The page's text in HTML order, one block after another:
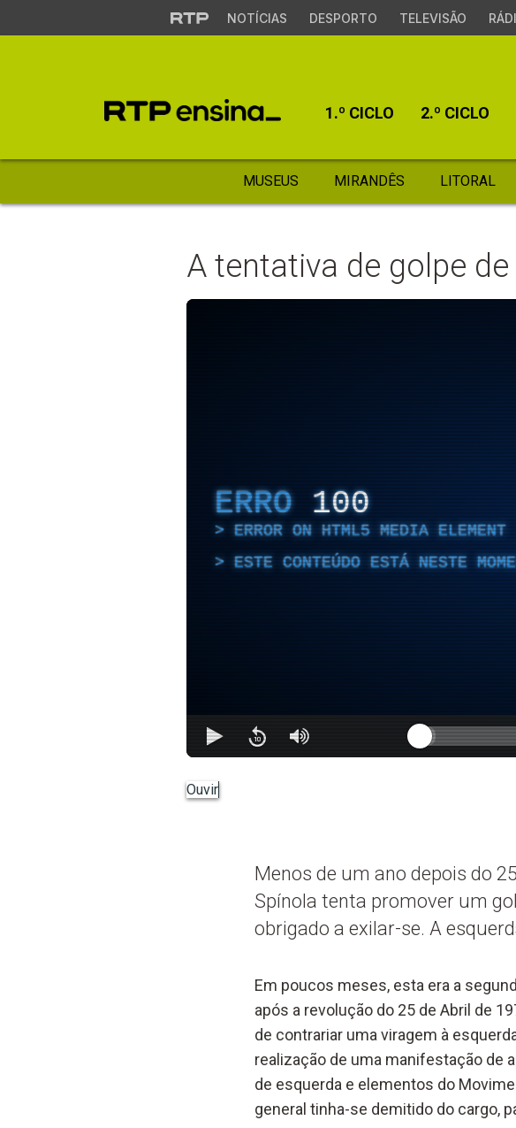
NOTÍCIAS DESPORTO TELEVISÃO
1.º CICLO 2.º CICLO
MUSEUS MIRANDÊS LITORAL
A tentativa de golpe
ERRO 100
ERROR ON HTML5 MEDIA ELEMENT
ESTE CONTEÚDO ESTÁ NESTE
Ouvir
Menos de um ano depois do
Spínola tenta promover um
obrigado a exilar-se. A
Em poucos meses, esta era a
após a revolução do 25 de Abril de
de contrariar uma viragem à
realização de uma manifestação de
de esquerda e elementos do
general tinha-se demitido do cargo,